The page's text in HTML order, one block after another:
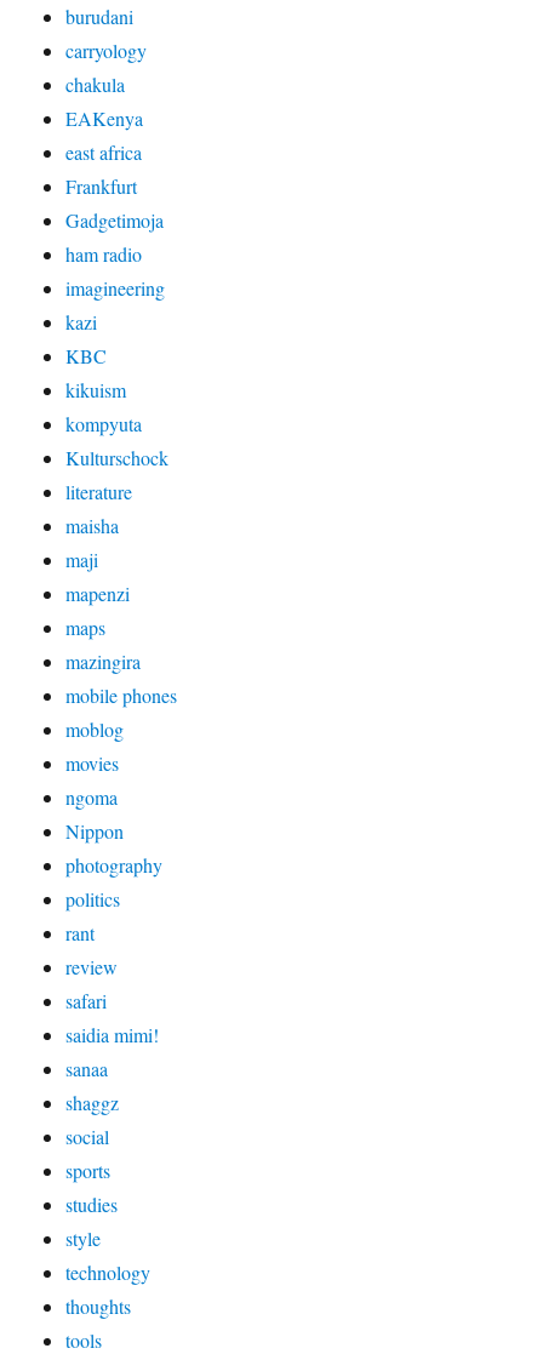
burudani
carryology
chakula
EAKenya
east africa
Frankfurt
Gadgetimoja
ham radio
imagineering
kazi
KBC
kikuism
kompyuta
Kulturschock
literature
maisha
maji
mapenzi
maps
mazingira
mobile phones
moblog
movies
ngoma
Nippon
photography
politics
rant
review
safari
saidia mimi!
sanaa
shaggz
social
sports
studies
style
technology
thoughts
tools